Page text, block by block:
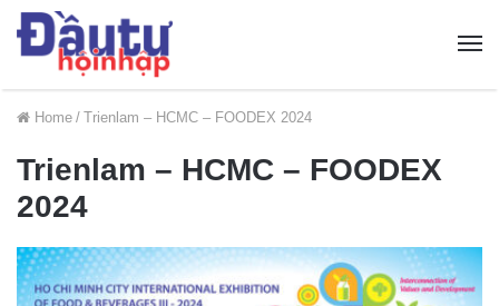
Home / Trienlam – HCMC – FOODEX 2024
Trienlam – HCMC – FOODEX
2024